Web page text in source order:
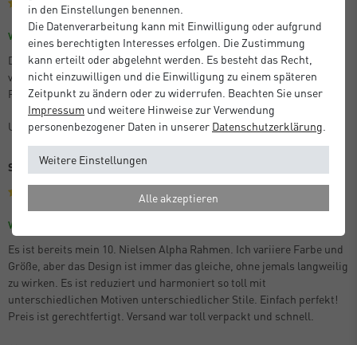
Verifizierter Kauf Größe: 21 x 29,7 cm (A4)
Farbe: Silber Matt
Die bestellten Artikel entsprachen der Beschreibung, kamen perfekt
verpackt und sehr schnell an. Ganz hervorragende Qualität der
Produkte!
Unbekannt
Schon der 10. Alpha
Verifizierter Kauf
Es ist bereits mein 10. Nielsen Alpha Rahmen. Ich variiere Farbe und
Größe, aber das Design ist immer das gleiche, ohne jemals langweilig
zu wirken. Es ist reduziert und harmoniert so toll mit
unterschiedlichen Motiven unterschiedlicher Stile. Einfach perfekt!
Preis ist gerechtfertigt. Versand war toll verpackt und schnell.
in den Einstellungen benennen.
Die Datenverarbeitung kann mit Einwilligung oder aufgrund
eines berechtigten Interesses erfolgen. Die Zustimmung
kann erteilt oder abgelehnt werden. Es besteht das Recht,
nicht einzuwilligen und die Einwilligung zu einem späteren
Zeitpunkt zu ändern oder zu widerrufen. Beachten Sie unser
Impressum und weitere Hinweise zur Verwendung
personenbezogener Daten in unserer Daten­schutz­erklärung
Weitere Einstellungen
Alle akzeptieren